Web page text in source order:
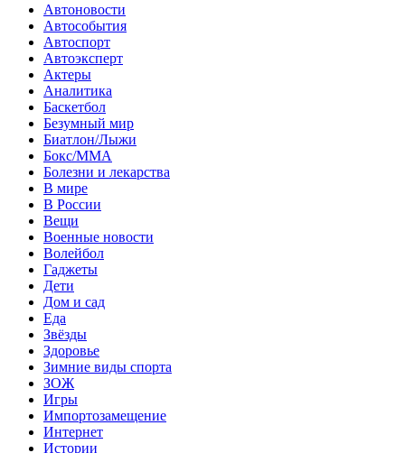
Автоновости
Автособытия
Автоспорт
Автоэксперт
Актеры
Аналитика
Баскетбол
Безумный мир
Биатлон/Лыжи
Бокс/MMA
Болезни и лекарства
В мире
В России
Вещи
Военные новости
Волейбол
Гаджеты
Дети
Дом и сад
Еда
Звёзды
Здоровье
Зимние виды спорта
ЗОЖ
Игры
Импортозамещение
Интернет
Истории